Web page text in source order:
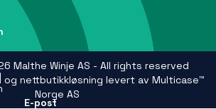
E-post
Malthe Winje AS - All rights reserved
og nettbutikkløsning levert av Multicase™
Norge AS